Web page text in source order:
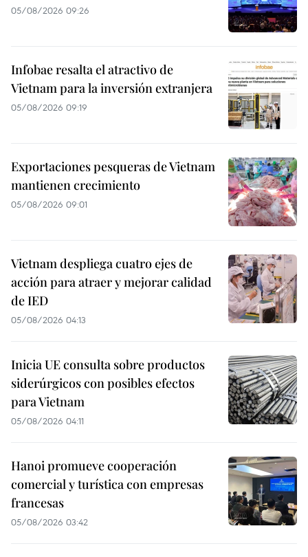
05/08/2026 09:26
Infobae resalta el atractivo de
Vietnam para la inversión extranjera
05/08/2026 09:19
Exportaciones pesqueras de Vietnam
mantienen crecimiento
05/08/2026 09:01
Vietnam despliega cuatro ejes de
acción para atraer y mejorar calidad
de IED
05/08/2026 04:13
Inicia UE consulta sobre productos
siderúrgicos con posibles efectos
para Vietnam
05/08/2026 04:11
Hanoi promueve cooperación
comercial y turística con empresas
francesas
05/08/2026 03:42